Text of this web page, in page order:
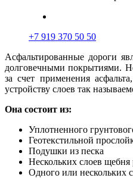
+7 919 370 50 50
Асфальтированные дороги
долговечными покрытиями.
за счет применения асфаль
устройству слоев так
Она состоит из:
Уплотненного
Геотекстильной
Подушки из песка
Нескольких слоев
Одного или нескольких